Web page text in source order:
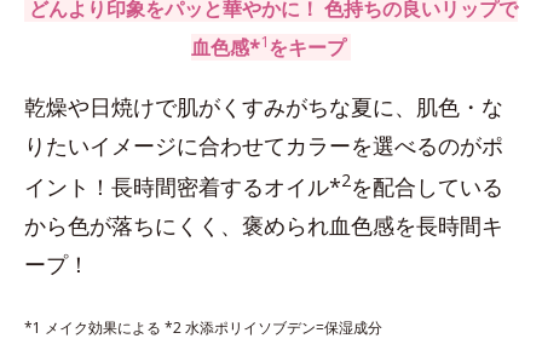
どんより印象をパッと華やかに！ 色持ちの良いリップで
血色感*1をキープ
乾燥や日焼けで肌がくすみがちな夏に、肌色・な
りたいイメージに合わせてカラーを選べるのがポ
イント！長時間密着するオイル*2を配合している
から色が落ちにくく、褒められ血色感を長時間キ
ープ！
*1 メイク効果による *2 水添ポリイソブデン=保湿成分